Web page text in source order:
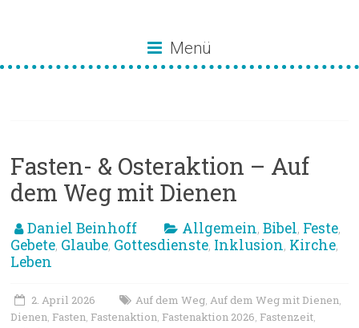
Menü
Fasten- & Osteraktion – Auf
dem Weg mit Dienen
Daniel Beinhoff Allgemein,Bibel, Feste,
Gebete, Glaube, Gottesdienste, Inklusion, Kirche,
Leben
2. April 2026 Auf dem Weg,Auf dem Weg mit Dienen,
Dienen, Fasten, Fastenaktion, Fastenaktion 2026, Fastenzeit,